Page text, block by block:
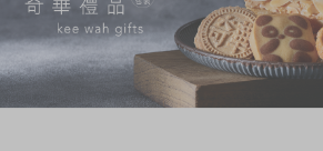
商务销售
嫁喜须知
奇华网志
手信礼品
家乡饼食
时令食品